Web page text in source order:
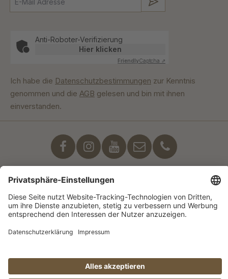
Anti-Roboter-Verifizierung
Hier klicken
FriendlyCaptcha ⇗
Ich habe die Datenschutzbestimmungen zur Kenntnis
genommen und die AGB gelesen und bin mit ihnen
einverstanden.
Unser Engagement